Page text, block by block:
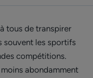
tous de transpirer
souvent les sportifs
compétitions.
abondamment